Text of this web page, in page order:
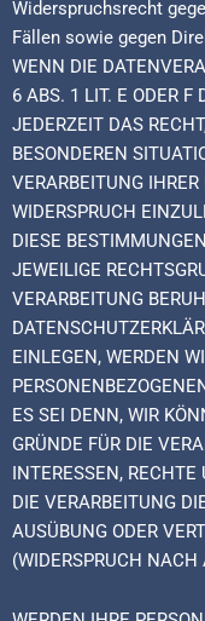
Widerspruchsrecht
Fällen sowie gegen
WENN DIE
6 ABS. 1 LIT. E ODER F
JEDERZEIT DAS
BESONDEREN
VERARBEITUNG
WIDERSPRUCH
DIESE
JEWEILIGE
VERARBEITUNG
EINLEGEN, WERDEN
ES SEI DENN, WIR
GRÜNDE FÜR DIE
INTERESSEN, RECHTE
DIE VERARBEITUNG
AUSÜBUNG ODER
(WIDERSPRUCH NACH